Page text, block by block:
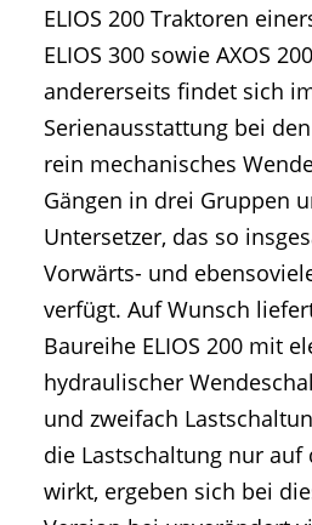
ELIOS 200 Traktoren
ELIOS 300 sowie AXOS
andererseits findet sich
Serienausstattung bei
rein mechanisches
Gängen in drei Gruppen
Untersetzer, das so
Vorwärts- und
verfügt. Auf Wunsch
Baureihe ELIOS 200 mit
hydraulischer
und zweifach
die Lastschaltung nur auf
wirkt, ergeben sich bei